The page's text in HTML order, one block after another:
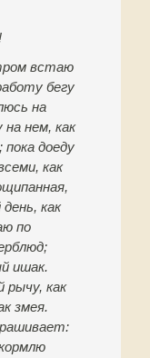
встаю
бегу
на
на нем, как
пока доеду
как
как
по
ишак.
рычу, как
змея.